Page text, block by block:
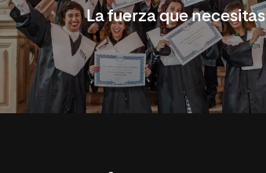
La fuerza que necesitas